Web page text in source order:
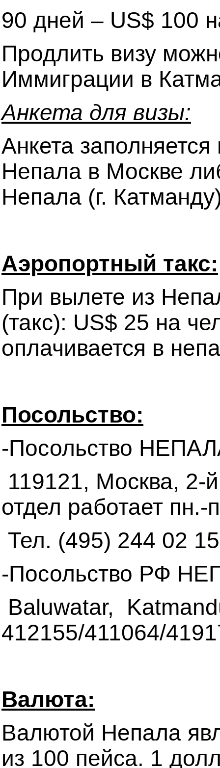
90 дней – US$ 100
Продлить визу
Иммиграции в
Анкета для визы:
Анкета
Непала в Москве
Непала (г.
Аэропортный такс:
При вылете из
(такс): US$ 25 на
оплачивается в
Посольство:
-Посольство
119121, Москва, 2-
отдел работает пн.-
Тел. (495) 244 02 15
-Посольство РФ
Baluwatar,
412155/411064/
Валюта:
Валютой Непала
из 100 пейса. 1